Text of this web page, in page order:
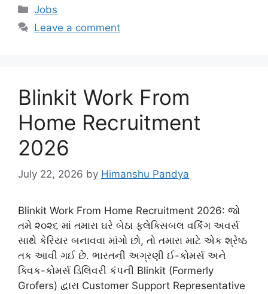
Categories
Jobs
Leave a comment
Blinkit Work From
Home Recruitment
2026
July 22, 2026 by Himanshu Pandya
Blinkit Work From Home Recruitment 2026: જો
તમે ૨૦૨૬ માં તમારા ઘરે બેઠા ફ્લેક્સિબલ વર્કિંગ અવર્સ
સાથે કેરિયર બનાવવા માંગો છો, તો તમારા માટે એક શ્રેષ્ઠ
તક આવી ગઈ છે. ભારતની અગ્રણી ઈ-કોમર્સ અને
ક્વિક-કોમર્સ ડિલિવરી કંપની Blinkit (Formerly
Grofers) દ્વારા Customer Support Representative